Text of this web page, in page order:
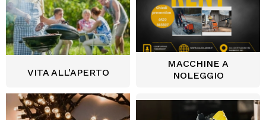
VITA ALL'APERTO
MACCHINE A
NOLEGGIO